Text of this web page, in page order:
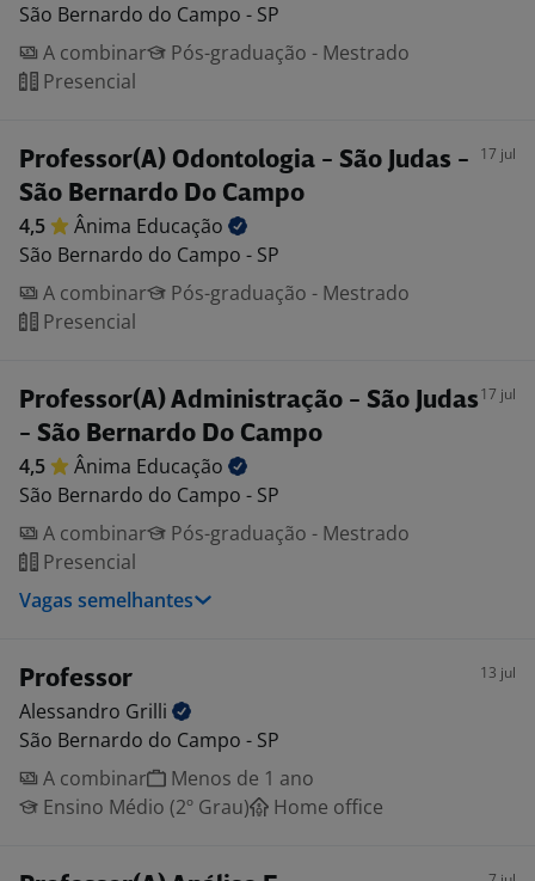
São Bernardo do Campo - SP
A combinar
Pós-graduação - Mestrado
Presencial
Professor(A) Odontologia - São Judas -
São Bernardo Do Campo
17 jul
4,5 Ânima Educação
São Bernardo do Campo - SP
A combinar
Pós-graduação - Mestrado
Presencial
Professor(A) Administração - São Judas
- São Bernardo Do Campo
17 jul
4,5 Ânima Educação
São Bernardo do Campo - SP
A combinar
Pós-graduação - Mestrado
Presencial
Vagas semelhantes
Professor 13 jul
Alessandro Grilli
São Bernardo do Campo - SP
A combinar
Menos de 1 ano
Ensino Médio (2º Grau)
Home office